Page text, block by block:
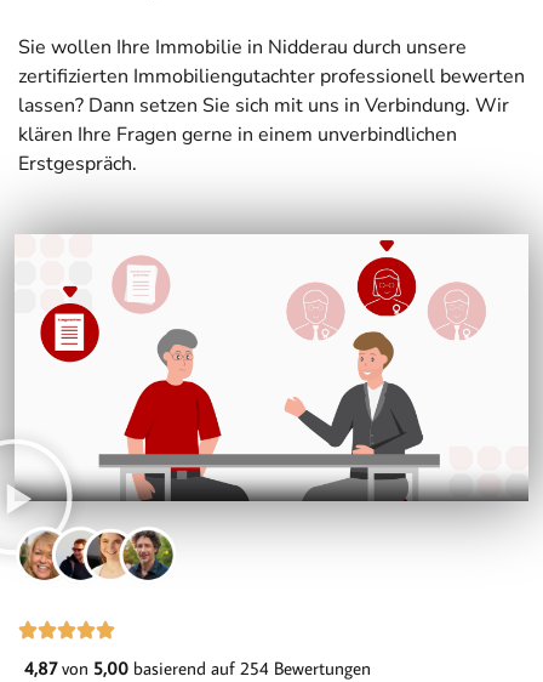
Sie wollen Ihre Immobilie in Nidderau durch unsere
zertifizierten Immobiliengutachter professionell bewerten
lassen? Dann setzen Sie sich mit uns in Verbindung. Wir
klären Ihre Fragen gerne in einem unverbindlichen
Erstgespräch.
4,87von 5,00 basierend auf 254 Bewertungen